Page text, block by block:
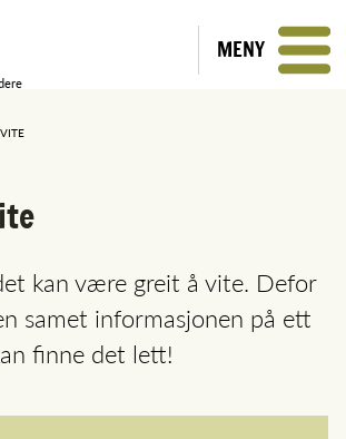
MENY
kan være greit å vite. Defor
samet informasjonen på ett
finne det lett!